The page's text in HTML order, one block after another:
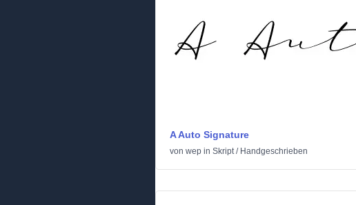
A Auto Signature
von wep in Skript/ Handgeschrieben